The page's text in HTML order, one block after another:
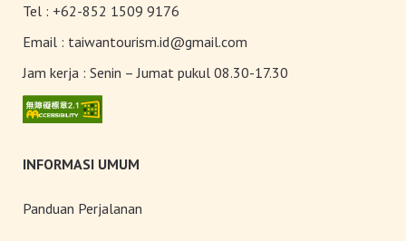
Toserba Wisatawan” kini hadir di
7.200 kios ibon 7-ELEVEN di
Tel : +62-852 1509 9176
Email : taiwantourism.id@gmail.com
Jam kerja : Senin – Jumat pukul 08.30-17.30
INFORMASI UMUM
Panduan Perjalanan